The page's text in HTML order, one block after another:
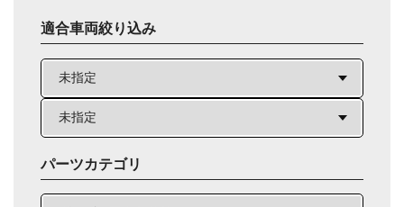
適合車両絞り込み
パーツカテゴリ